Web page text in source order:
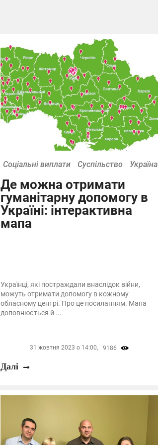
Соціальні виплати Суспільство Україна
Де можна отримати
гуманітарну допомогу в
Україні: інтерактивна
мапа
Українці, які постраждали внаслідок війни,
можуть отримати допомогу в кожному
обласному центрі. Про це посиланням. Мапа
доповнюється й ...
31 жовтня 2023 о 14:00, 9186
Далі